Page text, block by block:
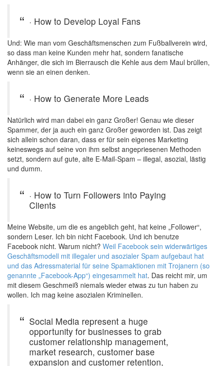
· How to Develop Loyal Fans
Und: Wie man vom Geschäftsmenschen zum Fußballverein wird,
so dass man keine Kunden mehr hat, sondern fanatische
Anhänger, die sich im Bierrausch die Kehle aus dem Maul brüllen,
wenn sie an einen denken.
· How to Generate More Leads
Natürlich wird man dabei ein ganz Großer! Genau wie dieser
Spammer, der ja auch ein ganz Großer geworden ist. Das zeigt
sich allein schon daran, dass er für sein eigenes Marketing
keineswegs auf seine von ihm selbst angepriesenen Methoden
setzt, sondern auf gute, alte E-Mail-Spam – illegal, asozial, lästig
und dumm.
· How to Turn Followers into Paying
Clients
Meine Website, um die es angeblich geht, hat keine „Follower“,
sondern Leser. Ich bin nicht Facebook. Und ich benutze
Facebook nicht. Warum nicht? Weil Facebook sein widerwärtiges
Geschäftsmodell mit illegaler und asozialer Spam aufgebaut hat
und das Adressmaterial für seine Spamaktionen mit Trojanern (so
genannte „Facebook-App“) eingesammelt hat. Das reicht mir, um
mit diesem Geschmeiß niemals wieder etwas zu tun haben zu
wollen. Ich mag keine asozialen Kriminellen.
Social Media represent a huge
opportunity for businesses to grab
customer relationship management,
market research, customer base
expansion and customer retention,